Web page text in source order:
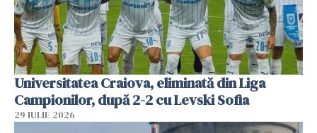
Universitatea Craiova, eliminată din Liga
Campionilor, după 2-2 cu Levski Sofia
29 IULIE 2026